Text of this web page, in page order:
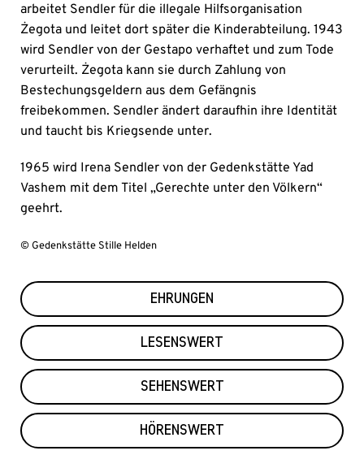
EHRUNGEN
LESENSWERT
SEHENSWERT
HÖRENSWERT
arbeitet Sendler für die illegale Hilfsorganisation
Żegota und leitet dort später die Kinderabteilung. 1943
wird Sendler von der Gestapo verhaftet und zum Tode
verurteilt. Żegota kann sie durch Zahlung von
Bestechungsgeldern aus dem Gefängnis
freibekommen. Sendler ändert daraufhin ihre Identität
und taucht bis Kriegsende unter.
1965 wird Irena Sendler von der Gedenkstätte Yad
Vashem mit dem Titel „Gerechte unter den Völkern“
geehrt.
© Gedenkstätte Stille Helden